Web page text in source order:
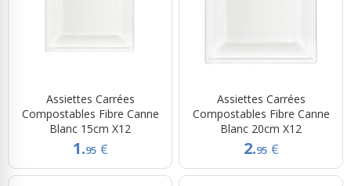
Assiettes Carrées
Compostables Fibre Canne
Blanc 15cm X12
1.95 €
Assiettes Carrées
Compostables Fibre Canne
Blanc 20cm X12
2.95 €